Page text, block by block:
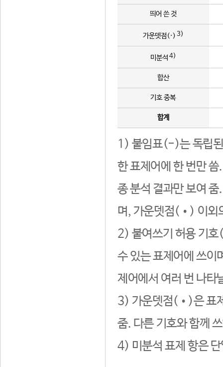
띄어 쓴 것
가운뎃점(·) 3)
미분석 4)
합산
기호 중복
합계
1) 붙임표(-)는 독립된
한 표제어에 한 번만
종 분석 결과만 보여
며, 가운뎃점(•) 이외
2) 붙여쓰기 허용 기호
수 있는 표제어에 쓰이
제어에서 여러 번 나타
3) 가운뎃점(•)은 표
줌. 다른 기호와 함께
4) 미분석 표제 항은